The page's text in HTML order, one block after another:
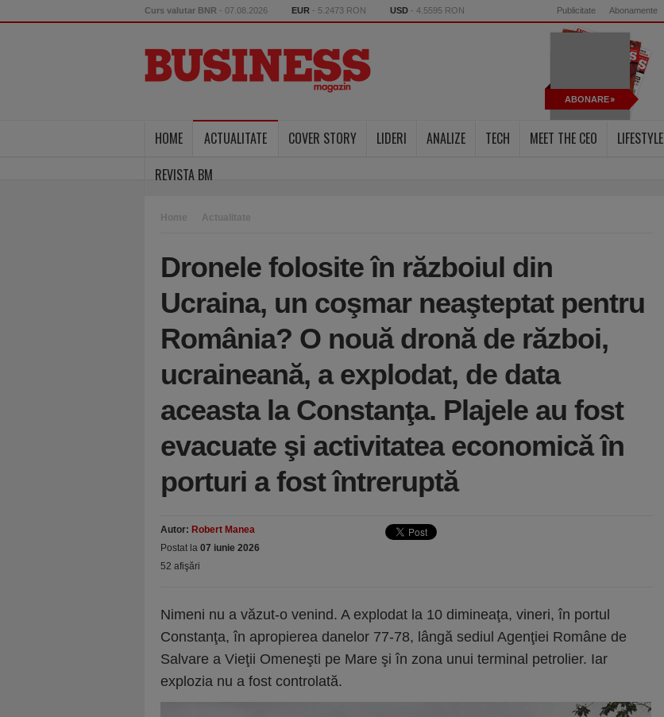
Curs valutar BNR - 07.08.2026 EUR - 5.2473 RON USD - 4.5595 RON Publicitate Abonamente
ABONARE
HOME ACTUALITATE COVER STORY LIDERI ANALIZE TECH MEET THE CEO LIFESTYLE
REVISTA BM
Home Actualitate
Dronele folosite în războiul din
Ucraina, un coşmar neaşteptat pentru
România? O nouă dronă de război,
ucraineană, a explodat, de data
aceasta la Constanţa. Plajele au fost
evacuate şi activitatea economică în
porturi a fost întreruptă
Autor: Robert Manea
Postat la 07 iunie 2026
52 afişări
Nimeni nu a văzut-o venind. A explodat la 10 dimineaţa, vineri, în portul
Constanţa, în apropierea danelor 77-78, lângă sediul Agenţiei Române de
Salvare a Vieţii Omeneşti pe Mare şi în zona unui terminal petrolier. Iar
explozia nu a fost controlată.